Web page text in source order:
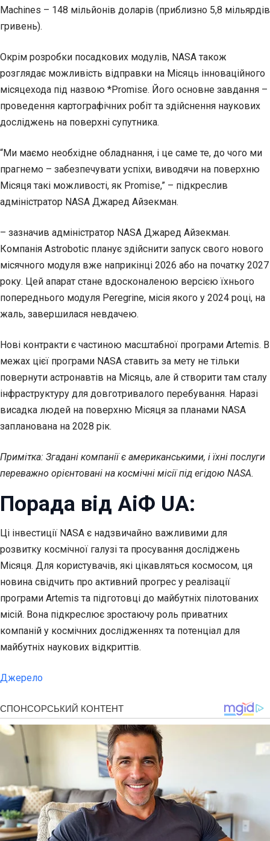
Machines – 148 мільйонів доларів (приблизно 5,8 мільярдів
гривень).
Окрім розробки посадкових модулів, NASA також
розглядає можливість відправки на Місяць інноваційного
місяцехода під назвою *Promise. Його основне завдання –
проведення картографічних робіт та здійснення наукових
досліджень на поверхні супутника.
“Ми маємо необхідне обладнання, і це саме те, до чого ми
прагнемо – забезпечувати успіхи, виводячи на поверхню
Місяця такі можливості, як Promise,” – підкреслив
адміністратор NASA Джаред Айзекман.
– зазначив адміністратор NASA Джаред Айзекман.
Компанія Astrobotic планує здійснити запуск свого нового
місячного модуля вже наприкінці 2026 або на початку 2027
року. Цей апарат стане вдосконаленою версією їхнього
попереднього модуля Peregrine, місія якого у 2024 році, на
жаль, завершилася невдачею.
Нові контракти є частиною масштабної програми Artemis. В
межах цієї програми NASA ставить за мету не тільки
повернути астронавтів на Місяць, але й створити там сталу
інфраструктуру для довготривалого перебування. Наразі
висадка людей на поверхню Місяця за планами NASA
запланована на 2028 рік.
Примітка: Згадані компанії є американськими, і їхні послуги
переважно орієнтовані на космічні місії під егідою NASA.
Порада від АіФ UA:
Ці інвестиції NASA є надзвичайно важливими для
розвитку космічної галузі та просування досліджень
Місяця. Для користувачів, які цікавляться космосом, ця
новина свідчить про активний прогрес у реалізації
програми Artemis та підготовці до майбутніх пілотованих
місій. Вона підкреслює зростаючу роль приватних
компаній у космічних дослідженнях та потенціал для
майбутніх наукових відкриттів.
Джерело